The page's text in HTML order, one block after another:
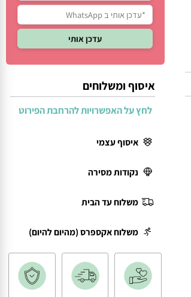
איסוף ומשלוחים
משלוח אקספרס (מהיום להיום)